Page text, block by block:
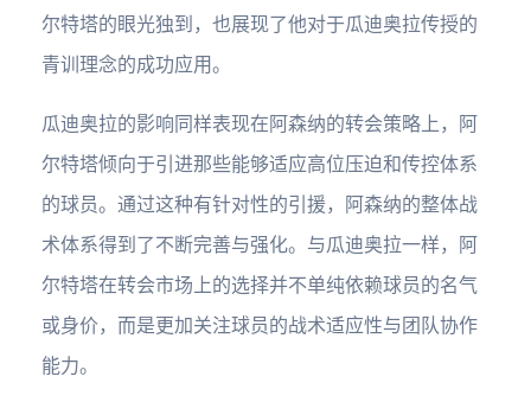
尔特塔的眼光独到，也展现了他对于瓜迪奥拉传授的
青训理念的成功应用。
瓜迪奥拉的影响同样表现在阿森纳的转会策略上，阿
尔特塔倾向于引进那些能够适应高位压迫和传控体系
的球员。通过这种有针对性的引援，阿森纳的整体战
术体系得到了不断完善与强化。与瓜迪奥拉一样，阿
尔特塔在转会市场上的选择并不单纯依赖球员的名气
或身价，而是更加关注球员的战术适应性与团队协作
能力。